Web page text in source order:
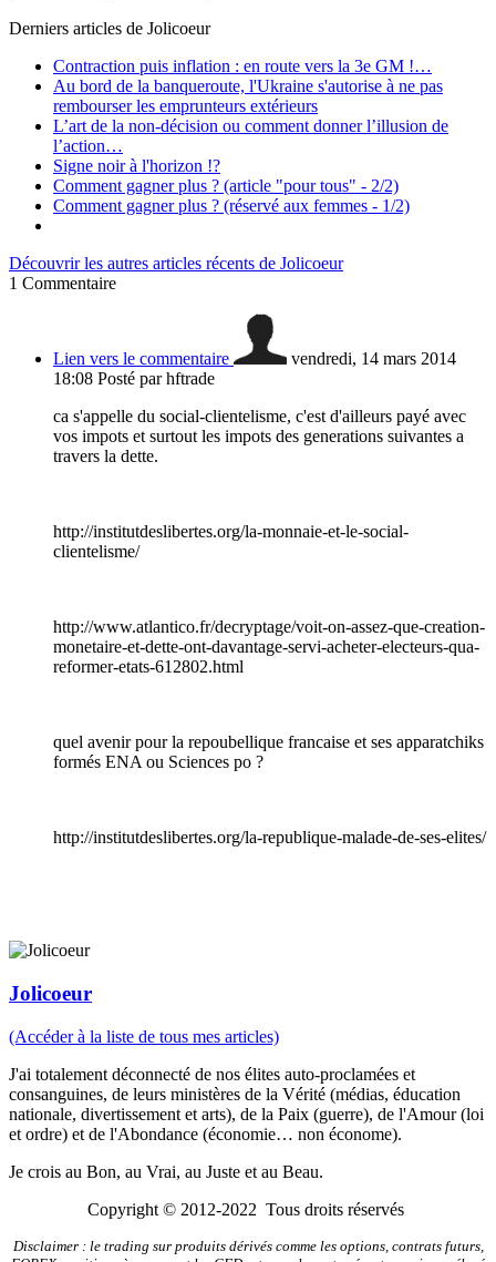
Derniers articles de Jolicoeur
Contraction puis inflation : en route vers la 3e GM !…
Au bord de la banqueroute, l'Ukraine s'autorise à ne pas
rembourser les emprunteurs extérieurs
L’art de la non-décision ou comment donner l’illusion de
l’action…
Signe noir à l'horizon !?
Comment gagner plus ? (article "pour tous" - 2/2)
Comment gagner plus ? (réservé aux femmes - 1/2)
Découvrir les autres articles récents de Jolicoeur
1 Commentaire
Lien vers le commentaire
vendredi, 14 mars 2014
18:08 Posté par hftrade
ca s'appelle du social-clientelisme, c'est d'ailleurs payé avec
vos impots et surtout les impots des generations suivantes a
travers la dette.
http://institutdeslibertes.org/la-monnaie-et-le-social-
clientelisme/
http://www.atlantico.fr/decryptage/voit-on-assez-que-creation-
monetaire-et-dette-ont-davantage-servi-acheter-electeurs-qua-
reformer-etats-612802.html
quel avenir pour la repoubellique francaise et ses apparatchiks
formés ENA ou Sciences po ?
http://institutdeslibertes.org/la-republique-malade-de-ses-elites/
Jolicoeur
(Accéder à la liste de tous mes articles)
J'ai totalement déconnecté de nos élites auto-proclamées et
consanguines, de leurs ministères de la Vérité (médias, éducation
nationale, divertissement et arts), de la Paix (guerre), de l'Amour (loi
et ordre) et de l'Abondance (économie… non économe).
Je crois au Bon, au Vrai, au Juste et au Beau.
Copyright © 2012-2022 Tous droits réservés
Disclaimer : le trading sur produits dérivés comme les options, contrats futurs,